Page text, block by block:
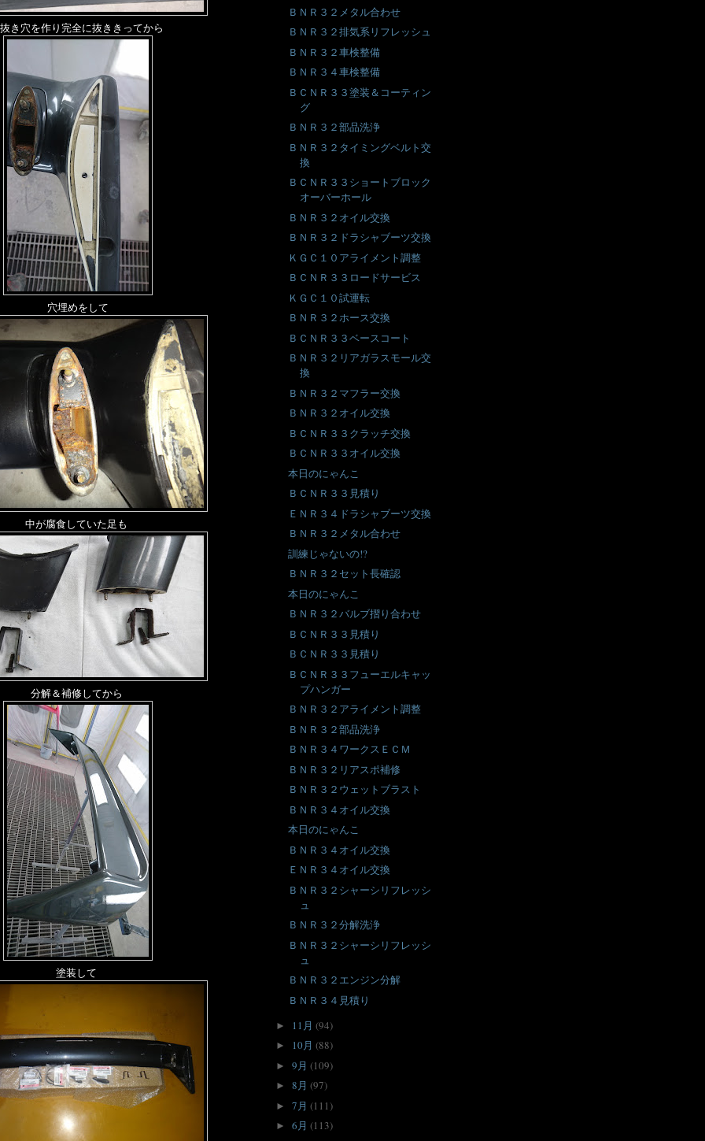
き穴を作り完全に抜ききってから
穴埋めをして
中が腐食していた足も
分解＆補修してから
塗装して
ＢＮＲ３２メタル合わせ
ＢＮＲ３２排気系リフレッシュ
ＢＮＲ３２車検整備
ＢＮＲ３４車検整備
ＢＣＮＲ３３塗装＆コーティン
グ
ＢＮＲ３２部品洗浄
ＢＮＲ３２タイミングベルト交
換
ＢＣＮＲ３３ショートブロック
オーバーホール
ＢＮＲ３２オイル交換
ＢＮＲ３２ドラシャブーツ交換
ＫＧＣ１０アライメント調整
ＢＣＮＲ３３ロードサービス
ＫＧＣ１０試運転
ＢＮＲ３２ホース交換
ＢＣＮＲ３３ベースコート
ＢＮＲ３２リアガラスモール交
換
ＢＮＲ３２マフラー交換
ＢＮＲ３２オイル交換
ＢＣＮＲ３３クラッチ交換
ＢＣＮＲ３３オイル交換
本日のにゃんこ
ＢＣＮＲ３３見積り
ＥＮＲ３４ドラシャブーツ交換
ＢＮＲ３２メタル合わせ
訓練じゃないの!?
ＢＮＲ３２セット長確認
本日のにゃんこ
ＢＮＲ３２バルブ摺り合わせ
ＢＣＮＲ３３見積り
ＢＣＮＲ３３見積り
ＢＣＮＲ３３フューエルキャッ
プハンガー
ＢＮＲ３２アライメント調整
ＢＮＲ３２部品洗浄
ＢＮＲ３４ワークスＥＣＭ
ＢＮＲ３２リアスポ補修
ＢＮＲ３２ウェットブラスト
ＢＮＲ３４オイル交換
本日のにゃんこ
ＢＮＲ３４オイル交換
ＥＮＲ３４オイル交換
ＢＮＲ３２シャーシリフレッシ
ュ
ＢＮＲ３２分解洗浄
ＢＮＲ３２シャーシリフレッシ
ュ
ＢＮＲ３２エンジン分解
ＢＮＲ３４見積り
► 11月 (94)
► 10月 (88)
► 9月 (109)
► 8月 (97)
► 7月 (111)
► 6月 (113)